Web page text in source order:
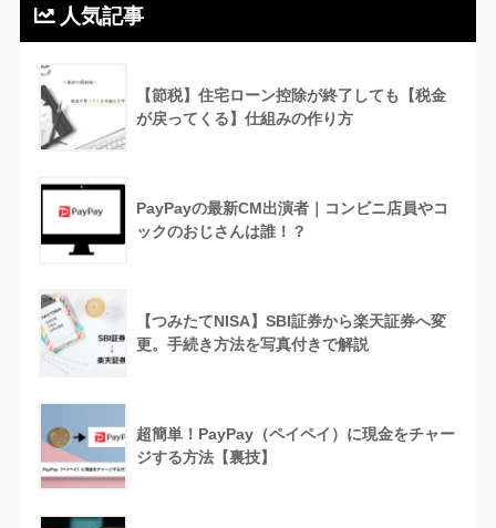
人気記事
【節税】住宅ローン控除が終了しても【税金
が戻ってくる】仕組みの作り方
PayPayの最新CM出演者｜コンビニ店員やコ
ックのおじさんは誰！？
【つみたてNISA】SBI証券から楽天証券へ変
更。手続き方法を写真付きで解説
超簡単！PayPay（ペイペイ）に現金をチャー
ジする方法【裏技】